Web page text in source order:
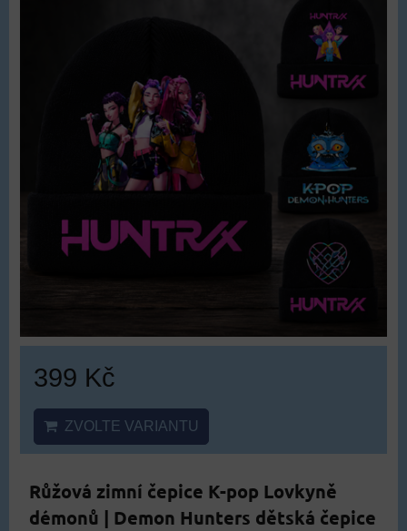
399 Kč
ZVOLTE VARIANTU
Růžová zimní čepice K-pop Lovkyně
démonů | Demon Hunters dětská čepice